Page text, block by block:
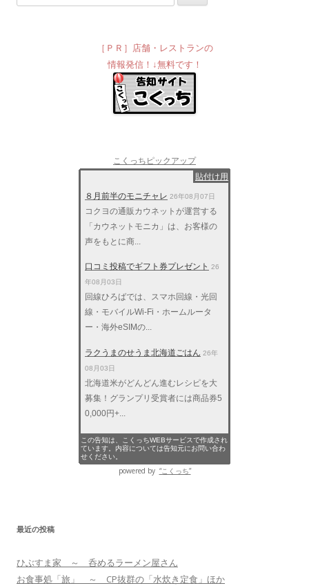
［ＰＲ］店舗・レストランの
情報発信！↓無料です！
こくっちピックアップ
貼付け用
８月前半のモニチャレ 26年08月07日
コクヨの通販カウネットが運営する
「カウネットモニカ」は、お客様の
声をもとに商...
口コミ投稿でギフト券プレゼント 26
年08月03日
回線ひろばでは、スマホ回線・光回
線・モバイルWi-Fi・ホームルータ
ー・海外eSIMの...
ラクうまのせうま北海道ごはん 26年
08月03日
北海道米がどんどん進むレシピを大
募集！グランプリ受賞者には商品券5
0,000円+...
この告知は、こくっちWEBサービスで作成され
ています。内容については告知元にお問い合わ
せください。
powered by “こくっち”
最近の投稿
ひぶすま家 ～ 呑めるラーメン屋さん
お食事処「旅」 ～ CP抜群の「水炊き定食」ほか